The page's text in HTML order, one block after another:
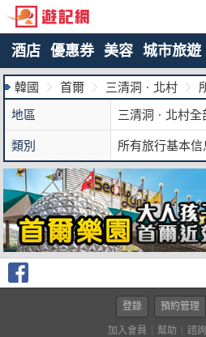
酒店 優惠券 美容 城市旅遊
韓國 首爾 三清洞ㆍ北村
地區
三清洞ㆍ北村全
類別 所有旅行基本信
登錄 預約管理
加入會員 幫助 諮詢